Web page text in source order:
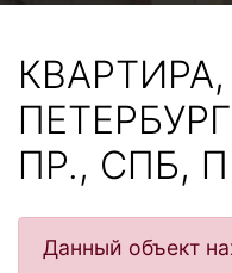
ПР., СПБ,
Данный объект